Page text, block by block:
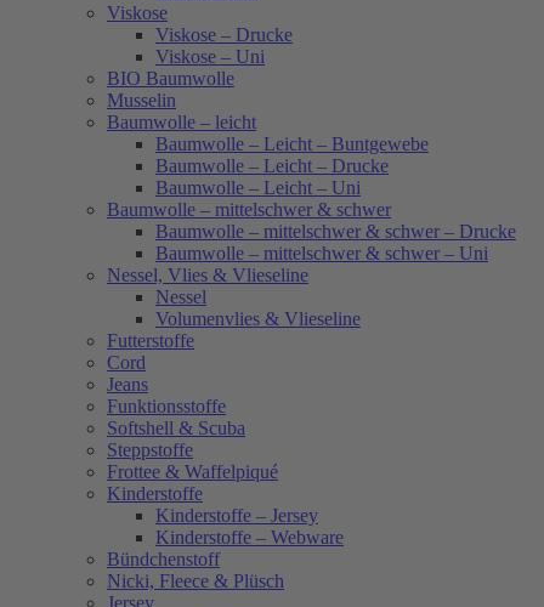
Viskose
Viskose – Drucke
Viskose – Uni
BIO Baumwolle
Musselin
Baumwolle – leicht
Baumwolle – Leicht – Buntgewebe
Baumwolle – Leicht – Drucke
Baumwolle – Leicht – Uni
Baumwolle – mittelschwer & schwer
Baumwolle – mittelschwer & schwer – Drucke
Baumwolle – mittelschwer & schwer – Uni
Nessel, Vlies & Vlieseline
Nessel
Volumenvlies & Vlieseline
Futterstoffe
Cord
Jeans
Funktionsstoffe
Softshell & Scuba
Steppstoffe
Frottee & Waffelpiqué
Kinderstoffe
Kinderstoffe – Jersey
Kinderstoffe – Webware
Bündchenstoff
Nicki, Fleece & Plüsch
Jersey